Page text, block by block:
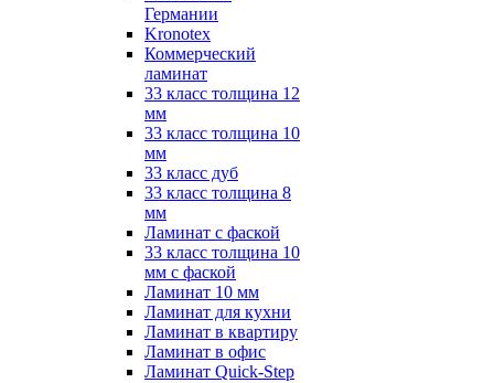
Германии
Kronotex
Коммерческий
ламинат
33 класс толщина 12
мм
33 класс толщина 10
мм
33 класс дуб
33 класс толщина 8
мм
Ламинат с фаской
33 класс толщина 10
мм с фаской
Ламинат 10 мм
Ламинат для кухни
Ламинат в квартиру
Ламинат в офис
Ламинат Quick-Step